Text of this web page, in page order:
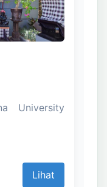
University
Lihat